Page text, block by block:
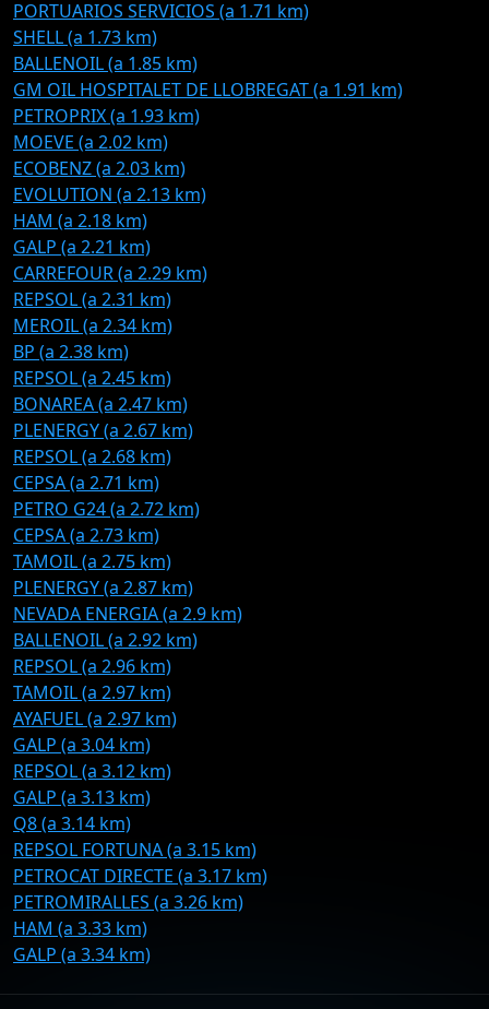
PORTUARIOS SERVICIOS (a 1.71 km)
SHELL (a 1.73 km)
BALLENOIL (a 1.85 km)
GM OIL HOSPITALET DE LLOBREGAT (a 1.91 km)
PETROPRIX (a 1.93 km)
MOEVE (a 2.02 km)
ECOBENZ (a 2.03 km)
EVOLUTION (a 2.13 km)
HAM (a 2.18 km)
GALP (a 2.21 km)
CARREFOUR (a 2.29 km)
REPSOL (a 2.31 km)
MEROIL (a 2.34 km)
BP (a 2.38 km)
REPSOL (a 2.45 km)
BONAREA (a 2.47 km)
PLENERGY (a 2.67 km)
REPSOL (a 2.68 km)
CEPSA (a 2.71 km)
PETRO G24 (a 2.72 km)
CEPSA (a 2.73 km)
TAMOIL (a 2.75 km)
PLENERGY (a 2.87 km)
NEVADA ENERGIA (a 2.9 km)
BALLENOIL (a 2.92 km)
REPSOL (a 2.96 km)
TAMOIL (a 2.97 km)
AYAFUEL (a 2.97 km)
GALP (a 3.04 km)
REPSOL (a 3.12 km)
GALP (a 3.13 km)
Q8 (a 3.14 km)
REPSOL FORTUNA (a 3.15 km)
PETROCAT DIRECTE (a 3.17 km)
PETROMIRALLES (a 3.26 km)
HAM (a 3.33 km)
GALP (a 3.34 km)